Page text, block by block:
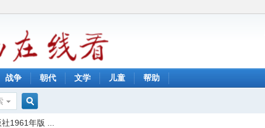
战争 朝代 文学 儿童 帮助
搜
1961年版 ...